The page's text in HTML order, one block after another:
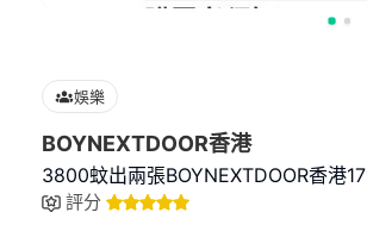
娛樂
BOYNEXTDOOR香港
3800蚊出兩張BOYNEXTDOOR香港
評分